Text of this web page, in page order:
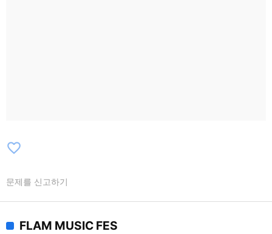
favorite_border
문제를 신고하기
FLAM MUSIC FES